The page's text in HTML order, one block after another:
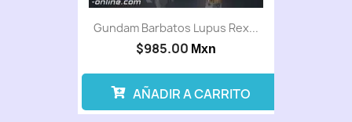
Gundam Barbatos Lupus Rex...
$985.00 Mxn
AÑADIR A CARRITO